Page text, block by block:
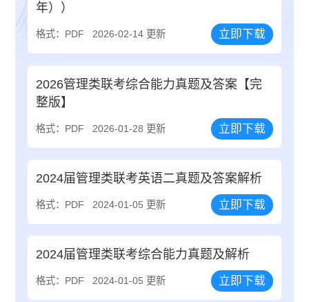
年））
格式：PDF 2026-02-14 更新 立即下载
2026管理类联考综合能力真题及答案【完
整版】
格式：PDF 2026-01-28 更新 立即下载
2024届管理类联考英语二真题及答案解析
格式：PDF 2024-01-05 更新 立即下载
2024届管理类联考综合能力真题及解析
格式：PDF 2024-01-05 更新 立即下载